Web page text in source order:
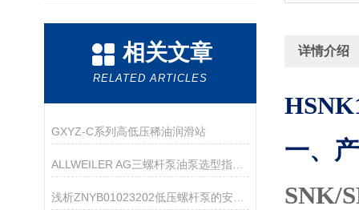
相关文章
RELATED ARTICLES
GXYZ-C系列高低压稀油润滑站
浅析ZNYB01023202低压螺杆泵的安装注意事项
详情介绍
一、
SNK/